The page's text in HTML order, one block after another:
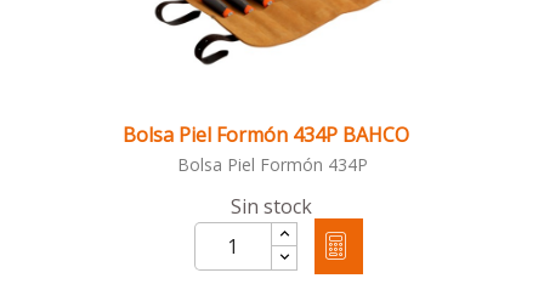
Bolsa Piel Formón 434P BAHCO
Bolsa Piel Formón 434P
Sin stock